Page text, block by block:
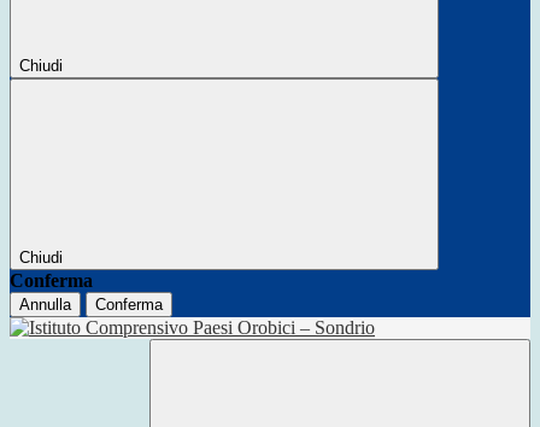
Chiudi
Chiudi
Conferma
Annulla Conferma